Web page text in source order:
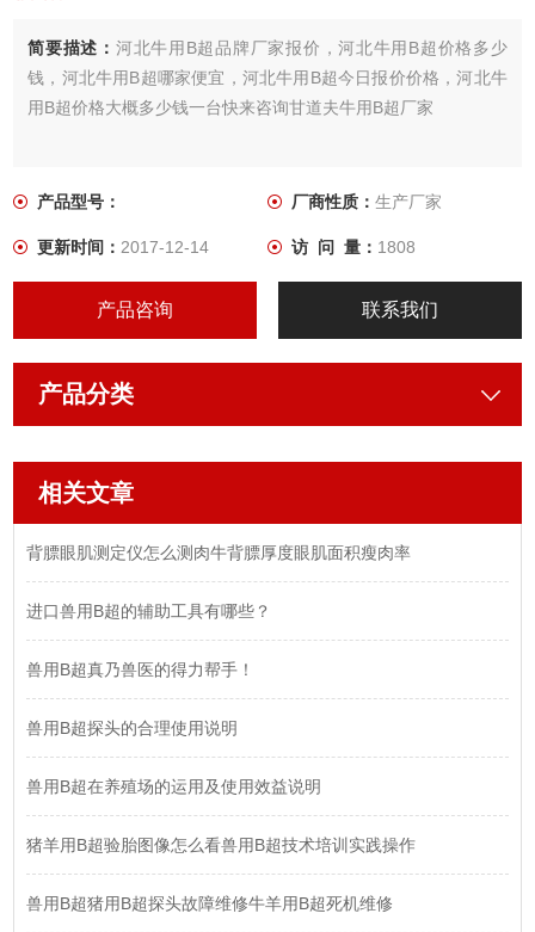
简要描述： 河北牛用B超品牌厂家报价，河北牛用B超价格多少
钱，河北牛用B超哪家便宜，河北牛用B超今日报价价格，河北牛
用B超价格大概多少钱一台快来咨询甘道夫牛用B超厂家
产品型号： 厂商性质： 生产厂家
更新时间：2017-12-14 访 问 量： 1808
产品咨询 联系我们
产品分类
相关文章
背膘眼肌测定仪怎么测肉牛背膘厚度眼肌面积瘦肉率
进口兽用B超的辅助工具有哪些？
兽用B超真乃兽医的得力帮手！
兽用B超探头的合理使用说明
兽用B超在养殖场的运用及使用效益说明
猪羊用B超验胎图像怎么看兽用B超技术培训实践操作
兽用B超猪用B超探头故障维修牛羊用B超死机维修